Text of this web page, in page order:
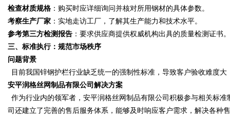
检查材质规格 ：购买时应详细询问并核对所用钢材的具体参数。
考察生产厂家 ：实地走访工厂，了解其生产能力和技术水平。
参考第三方检测报告 ：要求供应商提供权威机构出具的质量检测证书。
三、标准执行：规范市场秩序
问题背景
目前我国锌钢护栏行业缺乏统一的强制性标准，导致客户验收难度
安平润格丝网制品有限公司 解决方案
作为行业内的领军者，安平润格丝网制品有限公司积极参与相关标
司还建立了完善的售后服务体系，能够及时响应客户需求，解决各种